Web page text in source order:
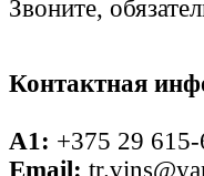
Звоните,
Контактная
A1: +375 29
Email: